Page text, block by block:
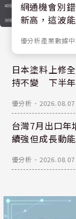
網通機會別
新高，這波
優分析產業數據
日本塗料上修
持不變 下半年
優分析 ． 2026.08.07
台灣7月出口
續強但成長動
優分析 ． 2026.08.07